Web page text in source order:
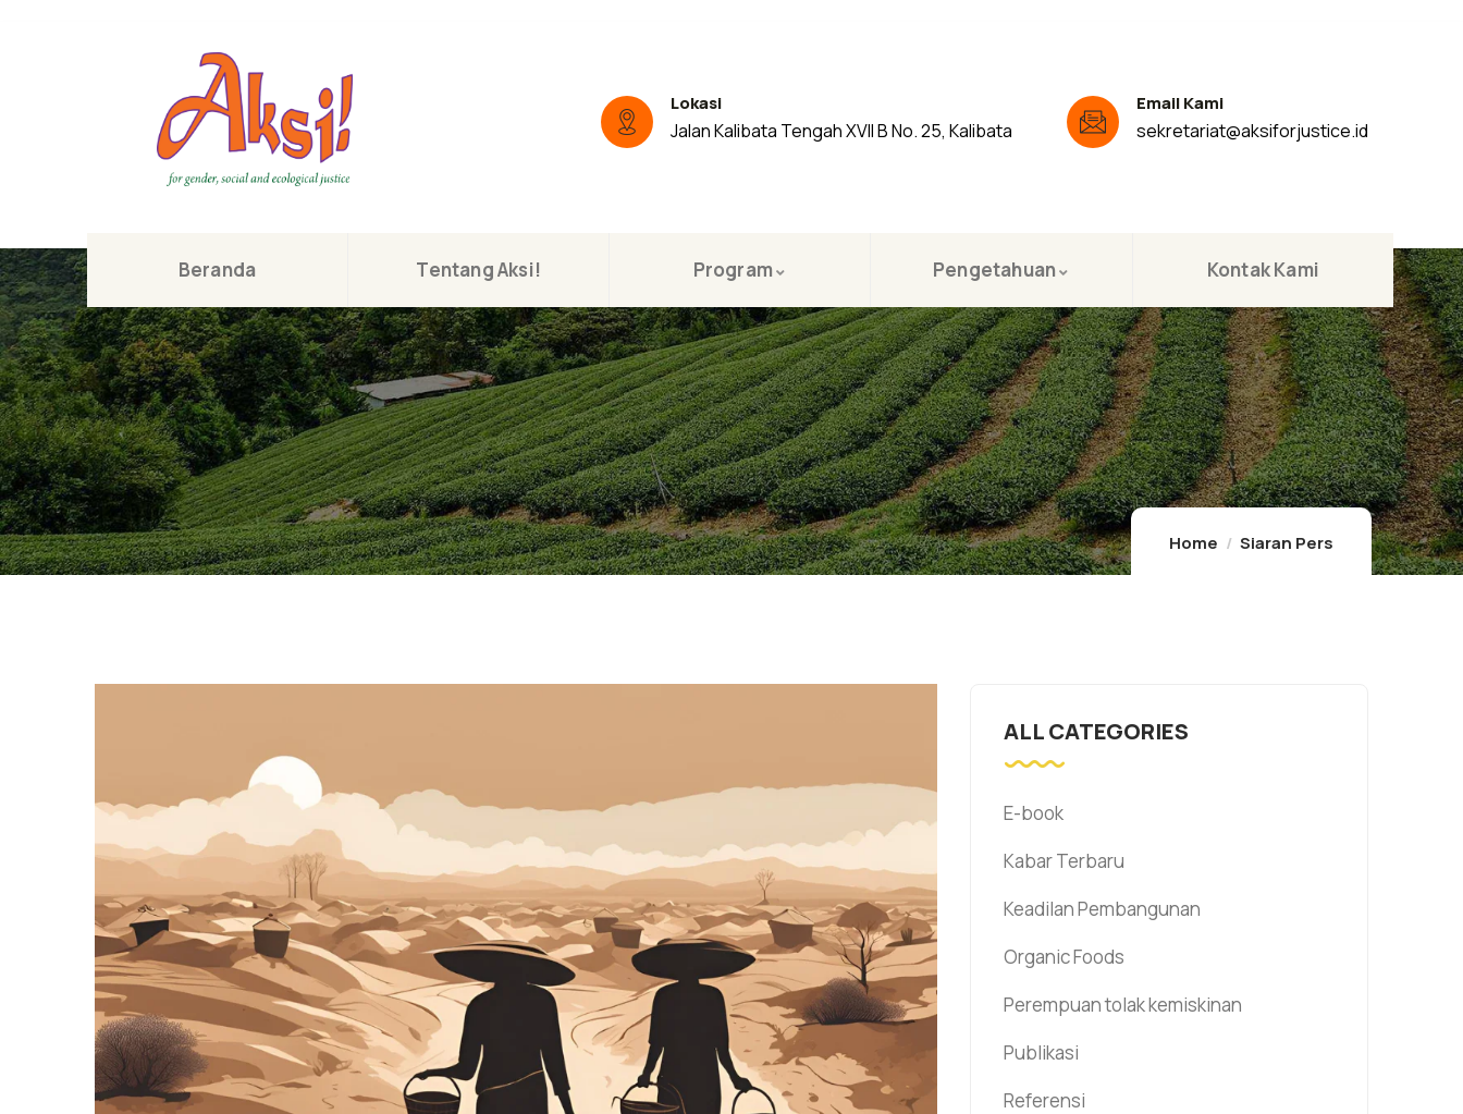
Beranda Tentang Aksi! Program Pengetahuan Kontak Kami
Lokasi
Jalan Kalibata Tengah XVII B No. 25, Kalibata
Email Kami
sekretariat@aksiforjustice.id
Home Siaran Pers
ALL CATEGORIES
E-book
Kabar Terbaru
Keadilan Pembangunan
Organic Foods
Perempuan tolak kemiskinan
Publikasi
Referensi